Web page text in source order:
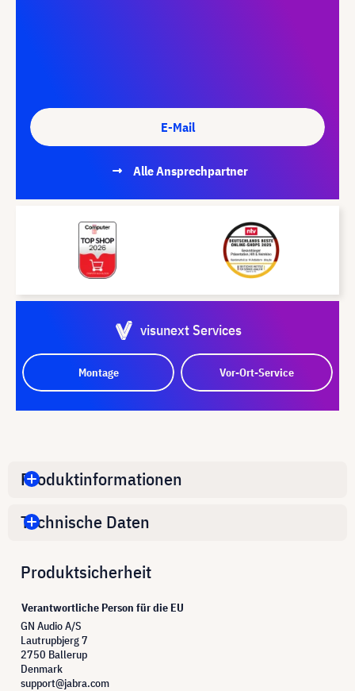
E-Mail
Alle Ansprechpartner
visunext Services
Montage Vor-Ort-Service
Produktinformationen
Technische Daten
Produktsicherheit
Verantwortliche Person für die EU
GN Audio A/S
Lautrupbjerg 7
2750 Ballerup
Denmark
support@jabra.com